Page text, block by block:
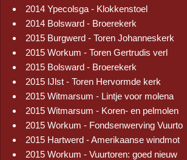
2014 Ypecolsga - Klokkenstoel
2014 Bolsward - Broerekerk
2015 Burgwerd - Toren Johanneskerk
2015 Workum - Toren Gertrudis verl
2015 Bolsward - Broerekerk
2015 IJlst - Toren Hervormde kerk
2015 Witmarsum - Lintje voor molena
2015 Witmarsum - Koren- en pelmolen
2015 Workum - Fondsenwerving Vuurto
2015 Hartwerd - Amerikaanse windmot
2015 Workum - Vuurtoren: goed nieuw